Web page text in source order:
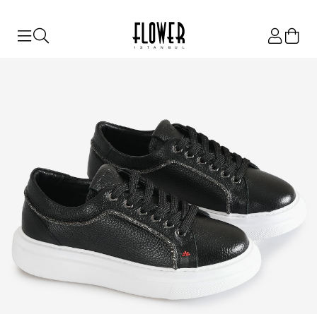
ISTANBUL